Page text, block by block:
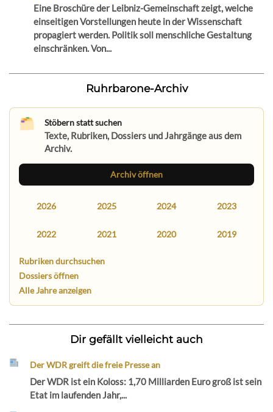
Eine Broschüre der Leibniz-Gemeinschaft zeigt, welche
einseitigen Vorstellungen heute in der Wissenschaft
propagiert werden. Politik soll menschliche Gestaltung
einschränken. Von...
Ruhrbarone-Archiv
Stöbern statt suchen
Texte, Rubriken, Dossiers und Jahrgänge aus dem
Archiv.
Archiv öffnen
2026 2025 2024 2023
2022 2021 2020 2019
Rubriken durchsuchen
Dossiers öffnen
Alle Jahre anzeigen
Dir gefällt vielleicht auch
Der WDR greift die freie Presse an
Der WDR ist ein Koloss: 1,70 Milliarden Euro groß ist sein
Etat im laufenden Jahr,...